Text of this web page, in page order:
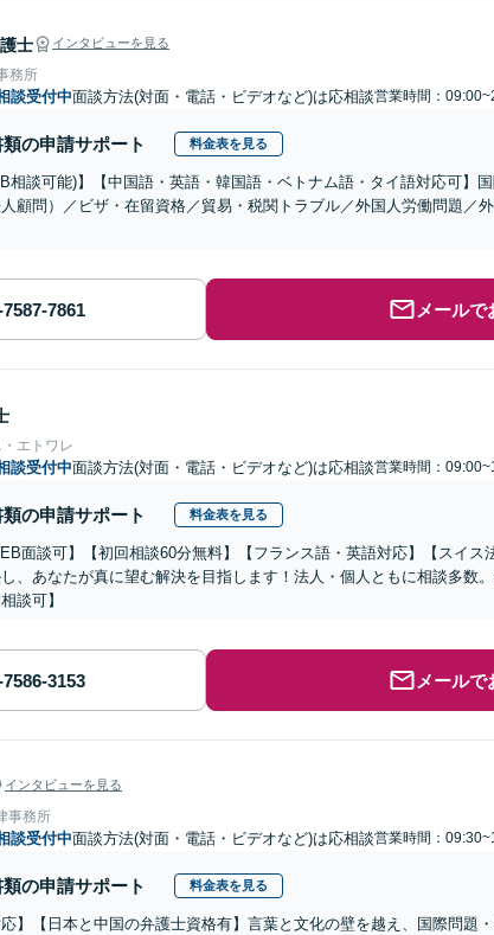
士 インタビューを見る
務所
談受付中面談方法(対面・電話・ビデオなど)は応相談営業時間：
類の申請サポート 料金表を見る
相談可能)】【中国語・英語・韓国語・ベトナム語・タイ語対応可】
顧問）／ビザ・在留資格／貿易・税関トラブル／外国人労働問題／
メールで
エトワレ
談受付中面談方法(対面・電話・ビデオなど)は応相談営業時間：
類の申請サポート 料金表を見る
面談可】【初回相談60分無料】【フランス語・英語対応】【スイス
し、あなたが真に望む解決を目指します！法人・個人ともに相談多数
談可】
メールで
インタビューを見る
事務所
談受付中面談方法(対面・電話・ビデオなど)は応相談営業時間：
類の申請サポート 料金表を見る
応】【日本と中国の弁護士資格有】言葉と文化の壁を越え、国際問題